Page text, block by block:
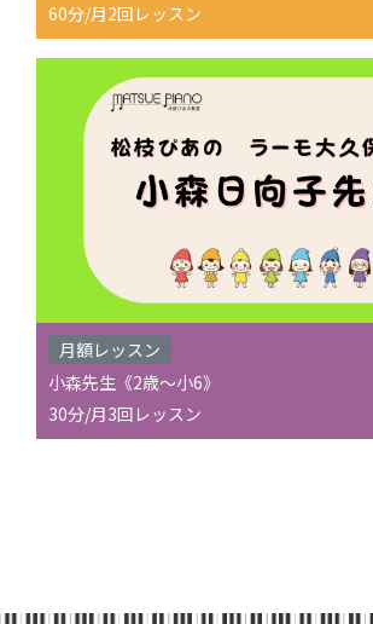
60分/月2回レッスン
月額レッスン
小森先生《2歳〜小6》
30分/月3回レッスン